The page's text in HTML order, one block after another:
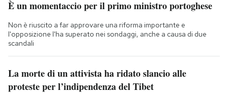
È un momentaccio per il primo ministro portoghese
Non è riuscito a far approvare una riforma importante e
l'opposizione l'ha superato nei sondaggi, anche a causa di due
scandali
La morte di un attivista ha ridato slancio alle
proteste per l’indipendenza del Tibet